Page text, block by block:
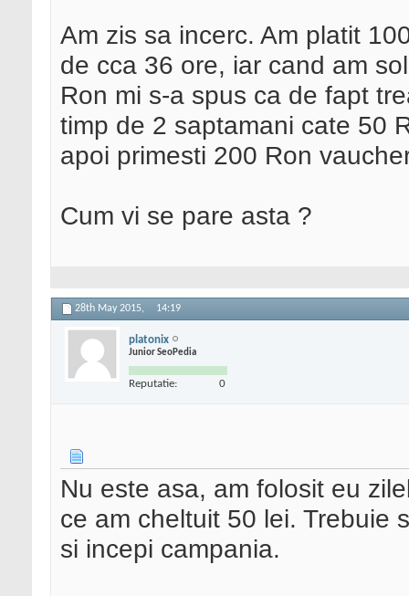
Am zis sa incerc. Am platit
de cca 36 ore, iar cand am
Ron mi s-a spus ca de fapt
timp de 2 saptamani cate 50
apoi primesti 200 Ron
Cum vi se pare asta ?
28th May 2015, 14:19
platonix
Junior SeoPedia
Reputatie: 0
Nu este asa, am folosit eu
ce am cheltuit 50 lei. Trebuie
si incepi campania.